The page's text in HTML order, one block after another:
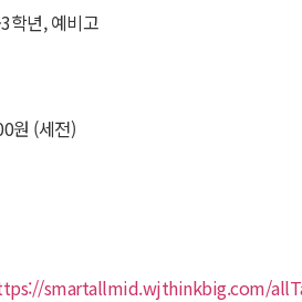
학년, 예비고
원 (세전)
smartallmid.wjthinkbig.com/